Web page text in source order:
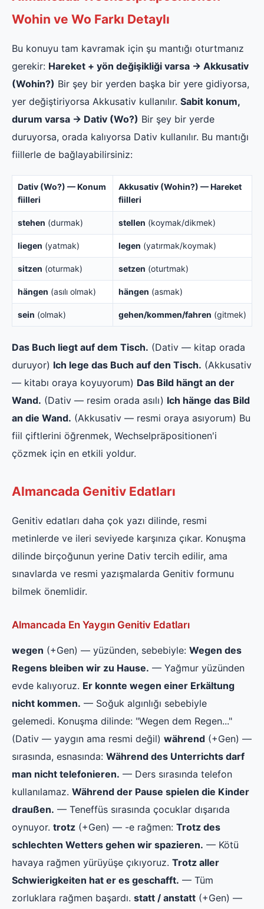
Wohin ve Wo Farkı Detaylı
Bu konuyu tam kavramak için şu mantığı oturtmanız
gerekir: Hareket + yön değişikliği varsa → Akkusativ
(Wohin?) Bir şey bir yerden başka bir yere gidiyorsa,
yer değiştiriyorsa Akkusativ kullanılır. Sabit konum,
durum varsa → Dativ (Wo?) Bir şey bir yerde
duruyorsa, orada kalıyorsa Dativ kullanılır. Bu mantığı
fiillerle de bağlayabilirsiniz:
Dativ (Wo?) — Konum
fiilleri
Akkusativ (Wohin?) — Hareket
fiilleri
stehen (durmak) stellen (koymak/dikmek)
liegen (yatmak) legen (yatırmak/koymak)
sitzen (oturmak) setzen (oturtmak)
hängen (asılı olmak) hängen (asmak)
sein (olmak) gehen/kommen/fahren (gitmek)
Das Buch liegt auf dem Tisch. (Dativ — kitap orada
duruyor) Ich lege das Buch auf den Tisch. (Akkusativ
— kitabı oraya koyuyorum) Das Bild hängt an der
Wand. (Dativ — resim orada asılı) Ich hänge das Bild
an die Wand. (Akkusativ — resmi oraya asıyorum) Bu
fiil çiftlerini öğrenmek, Wechselpräpositionen'i
çözmek için en etkili yoldur.
Almancada Genitiv Edatları
Genitiv edatları daha çok yazı dilinde, resmi
metinlerde ve ileri seviyede karşınıza çıkar. Konuşma
dilinde birçoğunun yerine Dativ tercih edilir, ama
sınavlarda ve resmi yazışmalarda Genitiv formunu
bilmek önemlidir.
Almancada En Yaygın Genitiv Edatları
wegen (+Gen) — yüzünden, sebebiyle: Wegen des
Regens bleiben wir zu Hause. — Yağmur yüzünden
evde kalıyoruz. Er konnte wegen einer Erkältung
nicht kommen. — Soğuk algınlığı sebebiyle
gelemedi. Konuşma dilinde: "Wegen dem Regen..."
(Dativ — yaygın ama resmi değil) während (+Gen) —
sırasında, esnasında: Während des Unterrichts darf
man nicht telefonieren. — Ders sırasında telefon
kullanılamaz. Während der Pause spielen die Kinder
draußen. — Teneffüs sırasında çocuklar dışarıda
oynuyor. trotz (+Gen) — -e rağmen: Trotz des
schlechten Wetters gehen wir spazieren. — Kötü
havaya rağmen yürüyüşe çıkıyoruz. Trotz aller
Schwierigkeiten hat er es geschafft. — Tüm
zorluklara rağmen başardı. statt / anstatt (+Gen) —